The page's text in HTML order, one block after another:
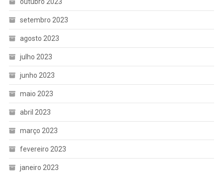
setembro 2023
agosto 2023
julho 2023
junho 2023
maio 2023
abril 2023
março 2023
fevereiro 2023
janeiro 2023